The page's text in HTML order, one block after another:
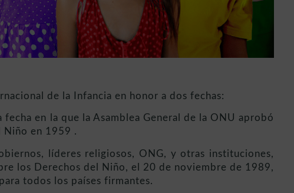
de la Infancia en honor a dos fechas:
en la que la Asamblea General de la ONU aprobó
Niño en 1959 .
líderes religiosos, ONG, y otras instituciones,
los Derechos del Niño, el 20 de noviembre de 1989,
todos los países firmantes.